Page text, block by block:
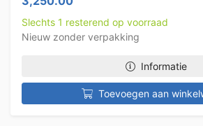
Slechts 1 resterend op voorraad
Nieuw zonder verpakking
Informatie
Toevoegen aan